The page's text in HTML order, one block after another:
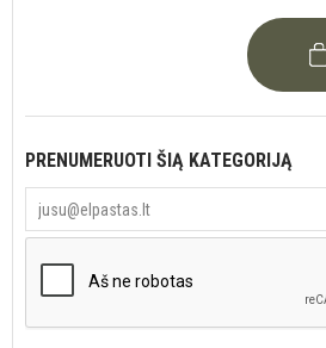
PRENUMERUOTI ŠIĄ KATEGORIJĄ